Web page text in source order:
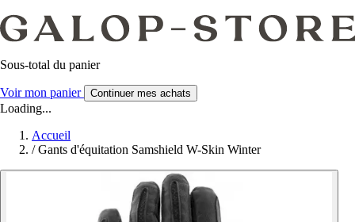
Sous-total du panier
Voir mon panier Continuer mes achats
Loading...
Accueil
/ Gants d'équitation Samshield W-Skin Winter